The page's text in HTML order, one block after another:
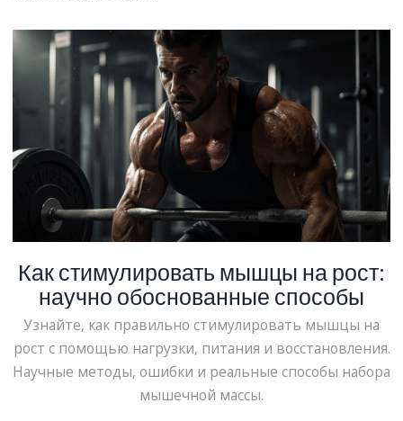
Как стимулировать мышцы на рост:
научно обоснованные способы
Узнайте, как правильно стимулировать мышцы на
рост с помощью нагрузки, питания и восстановления.
Научные методы, ошибки и реальные способы набора
мышечной массы.